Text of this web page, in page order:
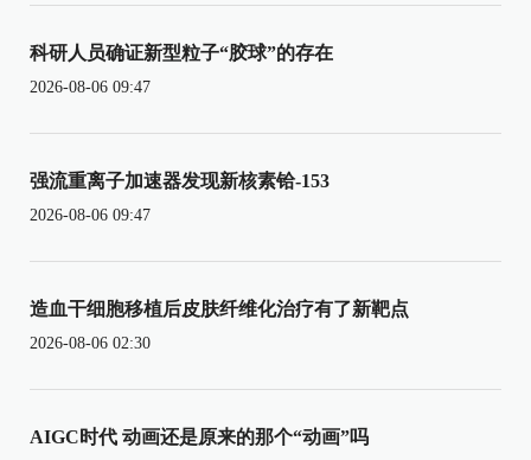
科研人员确证新型粒子“胶球”的存在
2026-08-06 09:47
强流重离子加速器发现新核素铪-153
2026-08-06 09:47
造血干细胞移植后皮肤纤维化治疗有了新靶点
2026-08-06 02:30
AIGC时代 动画还是原来的那个“动画”吗